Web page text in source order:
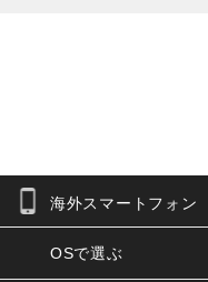
お問合せフォーム
海外スマートフォン
OSで選ぶ